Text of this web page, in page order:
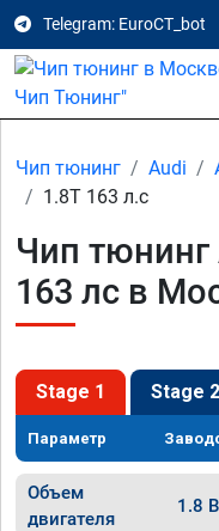
Telegram: EuroCT_bot
Чип тюнинг Audi
1.8T 163 л.с
Чип тюнинг
163 лс в
Stage 1 Stage 2
Параметр
Объем
двигателя
1.8